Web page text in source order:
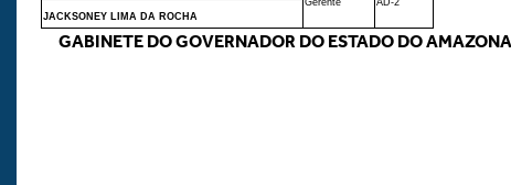
Gerente
AD-2
JACKSONEY LIMA DA ROCHA
GABINETE DO GOVERNADOR DO ESTADO DO